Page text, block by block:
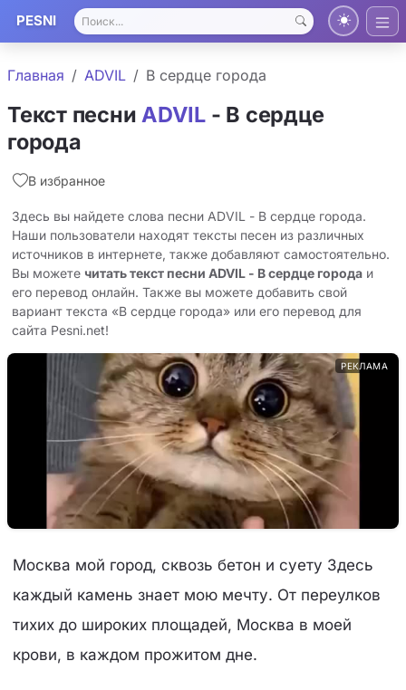
PESNI
Главная ADVIL В сердце города
Текст песни ADVIL - В сердце
города
В избранное
Здесь вы найдете слова песни ADVIL - В сердце города.
Наши пользователи находят тексты песен из различных
источников в интернете, также добавляют самостоятельно.
Вы можете читать текст песни ADVIL - В сердце города и
его перевод онлайн. Также вы можете добавить свой
вариант текста «В сердце города» или его перевод для
сайта Pesni.net!
РЕКЛАМА
Москва мой город, сквозь бетон и суету Здесь
каждый камень знает мою мечту. От переулков
тихих до широких площадей, Москва в моей
крови, в каждом прожитом дне.